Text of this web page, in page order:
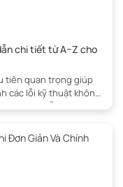
chi tiết từ A–Z cho
tiên quan trọng giúp
các lỗi kỹ thuật không
hướng dẫn bạn chi